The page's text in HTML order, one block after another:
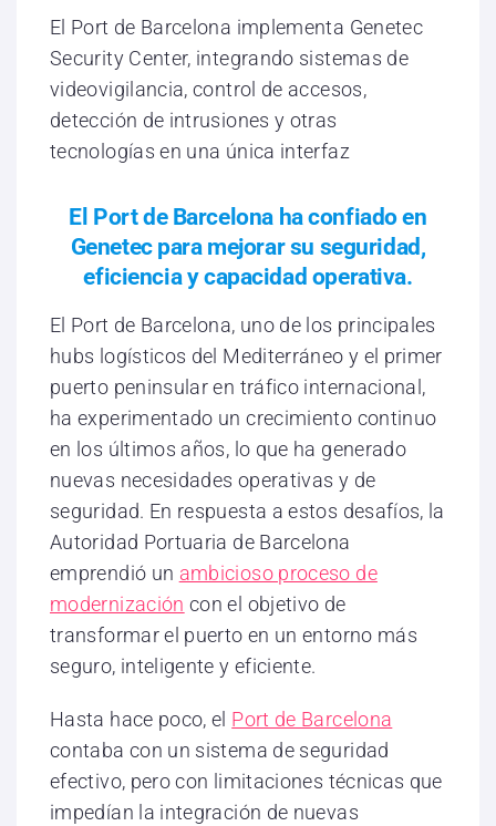
El Port de Barcelona implementa Genetec
Security Center, integrando sistemas de
videovigilancia, control de accesos,
detección de intrusiones y otras
tecnologías en una única interfaz
El Port de Barcelona ha confiado en
Genetec para mejorar su seguridad,
eficiencia y capacidad operativa.
El Port de Barcelona, uno de los principales
hubs logísticos del Mediterráneo y el primer
puerto peninsular en tráfico internacional,
ha experimentado un crecimiento continuo
en los últimos años, lo que ha generado
nuevas necesidades operativas y de
seguridad. En respuesta a estos desafíos, la
Autoridad Portuaria de Barcelona
emprendió un ambicioso proceso de
modernización con el objetivo de
transformar el puerto en un entorno más
seguro, inteligente y eficiente.
Hasta hace poco, el Port de Barcelona
contaba con un sistema de seguridad
efectivo, pero con limitaciones técnicas que
impedían la integración de nuevas